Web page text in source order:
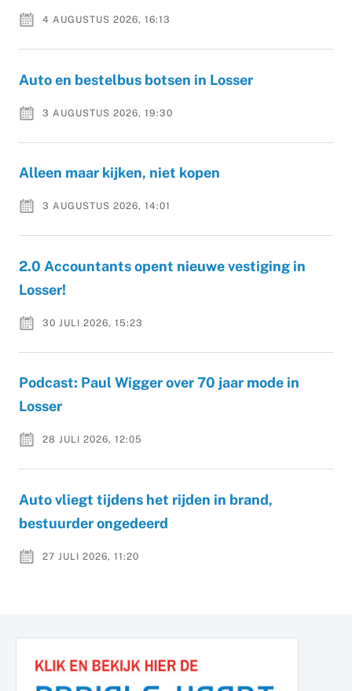
4 AUGUSTUS 2026, 16:13
Auto en bestelbus botsen in Losser
3 AUGUSTUS 2026, 19:30
Alleen maar kijken, niet kopen
3 AUGUSTUS 2026, 14:01
2.0 Accountants opent nieuwe vestiging in
Losser!
30 JULI 2026, 15:23
Podcast: Paul Wigger over 70 jaar mode in
Losser
28 JULI 2026, 12:05
Auto vliegt tijdens het rijden in brand,
bestuurder ongedeerd
27 JULI 2026, 11:20